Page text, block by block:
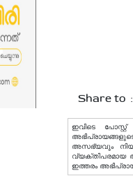
Share to :
ഇവിടെ
അസഭ്യവും
വ്യക്തിപരമായ
ഇത്തരം